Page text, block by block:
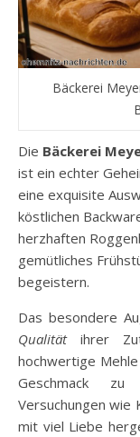
Bäckerei
Die Bäckerei
ist ein echter
eine exquisite
köstlichen
herzhaften
gemütliches
begeistern.
Das besondere
Qualitätihrer
hochwertige
Geschmack
Versuchungen wie
mit viel Liebe